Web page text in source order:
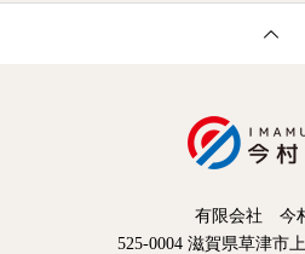
有限会社 今
525-0004 滋賀県草津市